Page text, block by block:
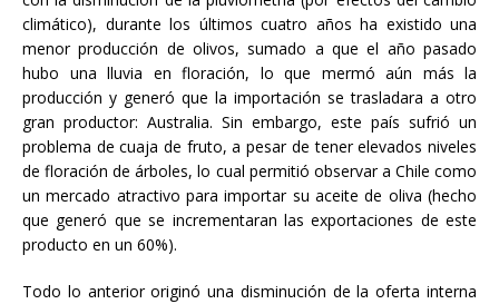
climático), durante los últimos cuatro años ha existido una
menor producción de olivos, sumado a que el año pasado
hubo una lluvia en floración, lo que mermó aún más la
producción y generó que la importación se trasladara a otro
gran productor: Australia. Sin embargo, este país sufrió un
problema de cuaja de fruto, a pesar de tener elevados niveles
de floración de árboles, lo cual permitió observar a Chile como
un mercado atractivo para importar su aceite de oliva (hecho
que generó que se incrementaran las exportaciones de este
producto en un 60%).
Todo lo anterior originó una disminución de la oferta interna